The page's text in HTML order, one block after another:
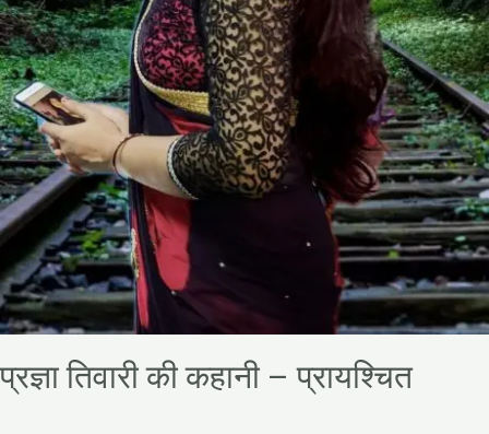
प्रज्ञा तिवारी की कहानी – प्रायश्चित